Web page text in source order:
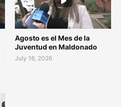
Agosto es el Mes de la
Juventud en Maldonado
July 16, 2026